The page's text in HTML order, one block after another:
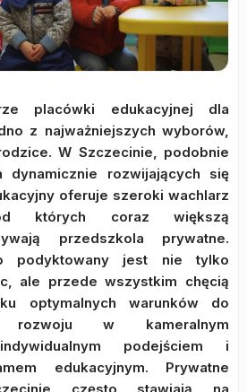
placówki edukacyjnej dla
z najważniejszych wyborów,
W Szczecinie, podobnie
rozwijających się
oferuje szeroki wachlarz
których coraz większą
przedszkola prywatne.
podyktowany jest nie tylko
ale przede wszystkim chęcią
optymalnych warunków do
rozwoju w kameralnym
podejściem i
edukacyjnym. Prywatne